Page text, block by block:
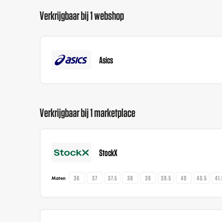
Verkrijgbaar bij 1 webshop
Asics
Verkrijgbaar bij 1 marketplace
StockX
Maten 36 37 37.5 38 39 39.5 40 40.5